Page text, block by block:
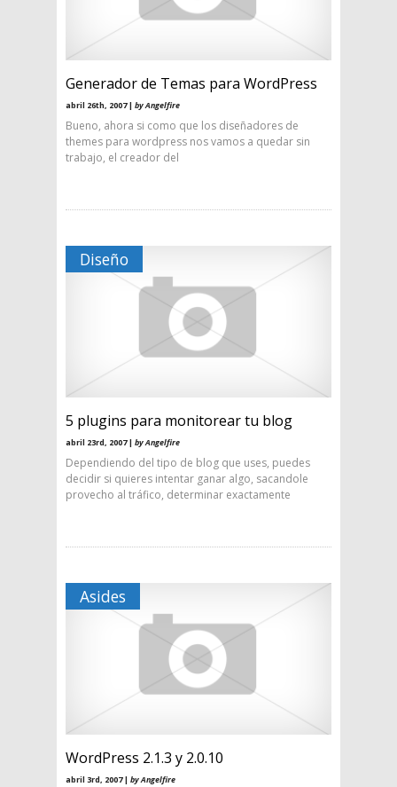
Generador de Temas para WordPress
abril 26th, 2007 | by Angelfire
Bueno, ahora si como que los diseñadores de
themes para wordpress nos vamos a quedar sin
trabajo, el creador del
Diseño
5 plugins para monitorear tu blog
abril 23rd, 2007 | by Angelfire
Dependiendo del tipo de blog que uses, puedes
decidir si quieres intentar ganar algo, sacandole
provecho al tráfico, determinar exactamente
Asides
WordPress 2.1.3 y 2.0.10
abril 3rd, 2007 | by Angelfire